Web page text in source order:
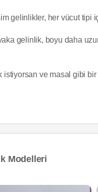
gelinlikler, her vücut tipi
gelinlik, boyu daha
istiyorsan ve masal gibi
Modelleri